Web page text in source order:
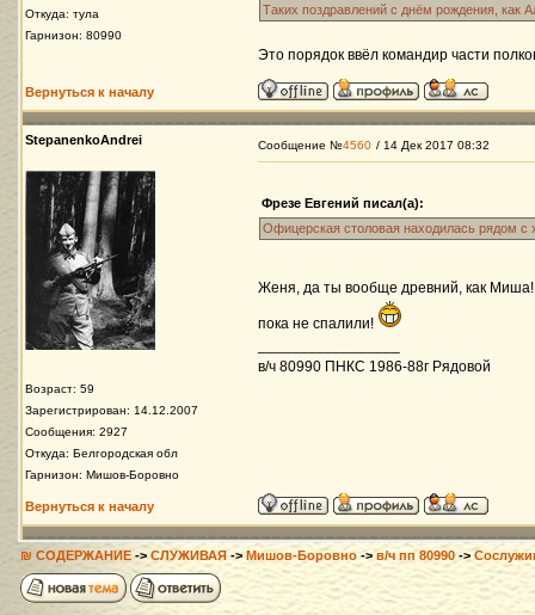
Откуда: тула
Гарнизон: 80990
Таких поздравлений с днём рождения, как
Это порядок ввёл командир части
Вернуться к началу
StepanenkoAndrei
Возраст: 59
Зарегистрирован: 14.12.2007
Сообщения: 2927
Откуда: Белгородская обл
Гарнизон: Мишов-Боровно
Сообщение №4560 / 14 Дек 2017 08:32
Фрезе Евгений писал(а):
Офицерская столовая находилась рядом с
Женя, да ты вообще древний, как
пока не спалили!
в/ч 80990 ПНКС 1986-88г Рядовой
Вернуться к началу
₪ СОДЕРЖАНИЕ-> СЛУЖИВАЯ -> Мишов-Боровно -> в/ч пп 80990 ->